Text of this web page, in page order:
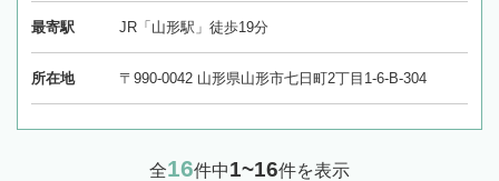
最寄駅 JR「山形駅」徒歩19分
所在地 〒990-0042 山形県山形市七日町2丁目1-6-B-304
全16件中1~16件を表示